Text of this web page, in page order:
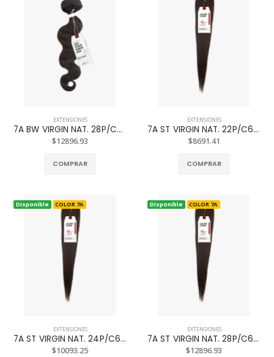
EXTENSIONES
7A BW VIRGIN NAT. 28P/C613
$12896.93
COMPRAR
EXTENSIONES
7A ST VIRGIN NAT. 22P/C613
$8691.41
COMPRAR
Disponible COLOR 7A
EXTENSIONES
7A ST VIRGIN NAT. 24P/C613
$10093.25
Disponible COLOR 7A
EXTENSIONES
7A ST VIRGIN NAT. 28P/C613
$12896.93